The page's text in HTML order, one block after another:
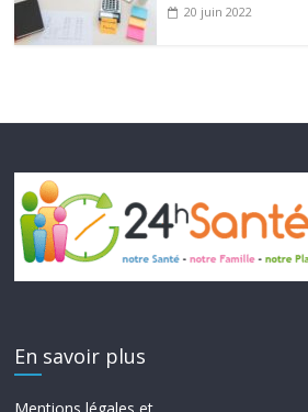
20 juin 2022
En savoir plus